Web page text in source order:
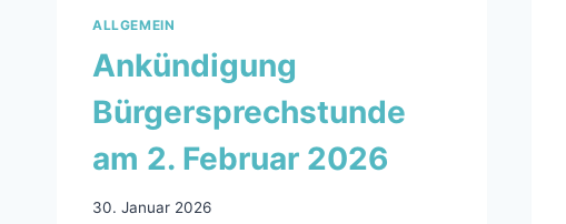
ALLGEMEIN
Ankündigung
Bürgersprechstunde
am 2. Februar 2026
30. Januar 2026